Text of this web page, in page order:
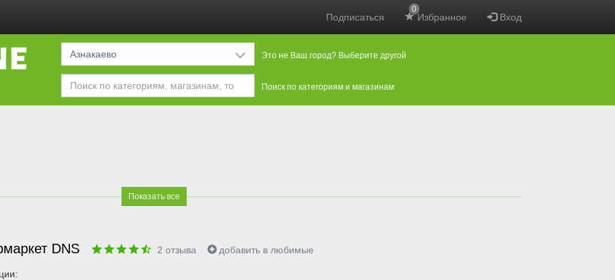
Подписаться Избранное
0
Вход
Азнакаево Это не Ваш город? Выберите другой
Поиск по категориям и магазинам
Показать все
DNS 2 отзыва добавить в любимые